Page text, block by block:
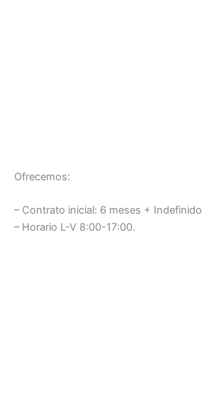
Ofrecemos:
– Contrato inicial: 6 meses + Indefinido
– Horario L-V 8:00-17:00.